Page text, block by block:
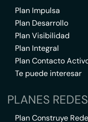
Plan Impulsa
Plan Desarrollo
Plan Visibilidad
Plan Integral
Plan Contacto
Te puede interesar
PLANES
Plan Construye